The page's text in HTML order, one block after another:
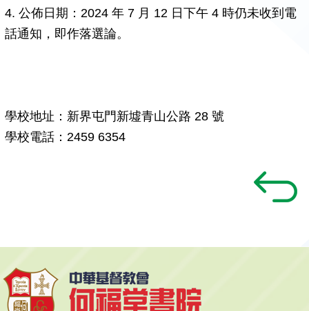
4. 公佈日期：2024 年 7 月 12 日下午 4 時仍未收到電
話通知，即作落選論。
學校地址：新界屯門新墟青山公路 28 號
學校電話：2459 6354